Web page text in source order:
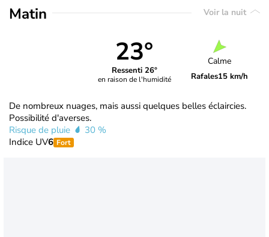
Matin Voir la nuit
23°
Ressenti 26°
en raison de l'humidité
Calme
Rafales15 km/h
De nombreux nuages, mais aussi quelques belles éclaircies.
Possibilité d'averses.
Risque de pluie
30 %
Indice UV6 Fort